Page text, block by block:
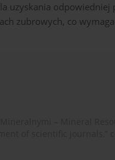
uzyskania
zubrowych, co